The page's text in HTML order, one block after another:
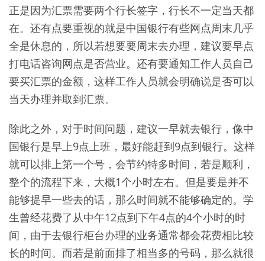
正是因为汇票需要两个行长签字，行长不一定当天都
在。还有点要重视的就是中国银行有些网点周末几乎
全是休息的，所以若想要要周末去办理，建议要早点
打电话咨询网点是否营业。还有要通知工作人员自己
要买汇票的金额，这样工作人员就会明确说是否可以
当天办理并取到汇票。
除此之外，对于时间问题，建议一早就去银行，像中
国银行是早上9点上班，最好能赶到9点到银行。这样
就可以排上第一个号，会节约特多时间，若是顺利，
整个的流程下来，大概1个小时左右。但是要是并不
能够提早一些去的话，那么时间就不能够确定的。学
生曾经花费了从中午12点到下午4点的4个小时的时
间，由于去银行柜台办理的业务通常都会花费相比较
长的时间。而若是前面排了相当多的号码，那么就很